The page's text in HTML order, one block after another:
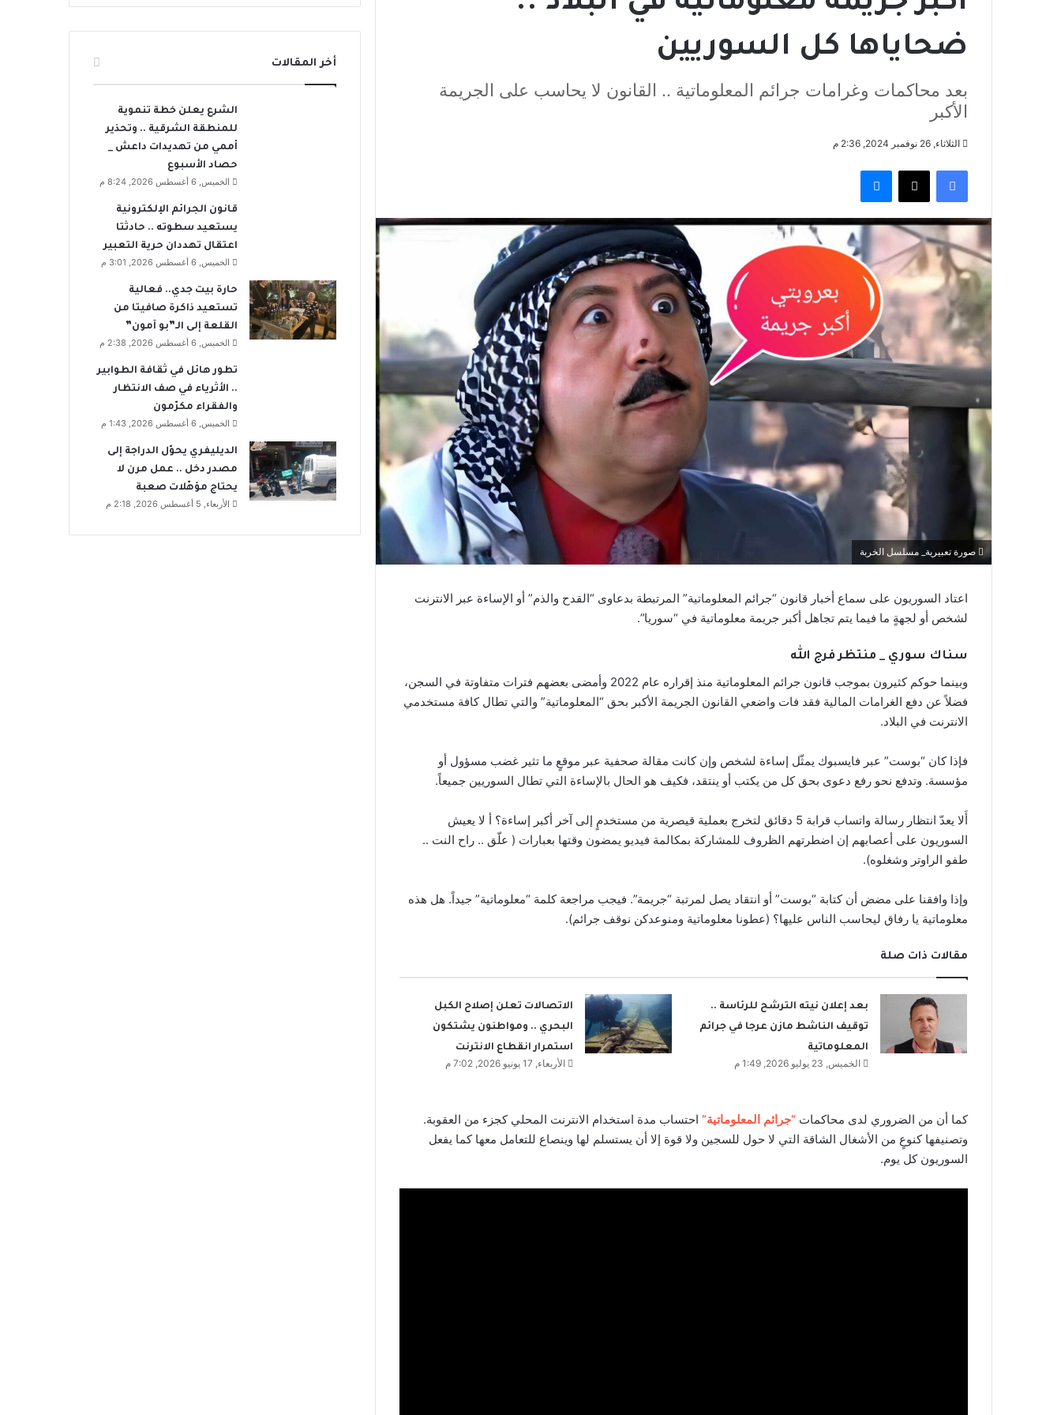
ضحاياها كل السوريين
بعد محاكمات وغرامات جرائم المعلوماتية .. القانون لا يحاسب على الجريمة
الأكبر
الثلاثاء, 26 نوفمبر 2024, 2:36 م
فيسبوك
صورة تعبيرية_ مسلسل الخربة
اعتاد السوريون على سماع أخبار قانون “جرائم المعلوماتية” المرتبطة بدعاوى “القدح والذم” أو الإساءة عبر الانترنت
لشخص أو لجهةٍ ما فيما يتم تجاهل أكبر جريمة معلوماتية في “سوريا”.
سناك سوري _ منتظر فرج الله
وبينما حوكم كثيرون بموجب قانون جرائم المعلوماتية منذ إقراره عام 2022 وأمضى بعضهم فترات متفاوتة في السجن،
فضلاً عن دفع الغرامات المالية فقد فات واضعي القانون الجريمة الأكبر بحق “المعلوماتية” والتي تطال كافة مستخدمي
الانترنت في البلاد.
فإذا كان “بوست” عبر فايسبوك يمثّل إساءة لشخص وإن كانت مقالة صحفية عبر موقعٍ ما تثير غضب مسؤول أو
مؤسسة. وتدفع نحو رفع دعوى بحق كل من يكتب أو ينتقد، فكيف هو الحال بالإساءة التي تطال السوريين جميعاً.
أَلا يعدّ انتظار رسالة واتساب قرابة 5 دقائق لتخرج بعملية قيصرية من مستخدمٍ إلى آخر أكبر إساءة؟ أ لا يعيش
السوريون على أعصابهم إن اضطرتهم الظروف للمشاركة بمكالمة فيديو يمضون وقتها بعبارات ( علّق .. راح النت ..
طفو الراوتر وشغلوه).
وإذا وافقنا على مضض أن كتابة “بوست” أو انتقاد يصل لمرتبة “جريمة”. فيجب مراجعة كلمة “معلوماتية” جيداً. هل هذه
معلوماتية يا رفاق ليحاسب الناس عليها؟ (عطونا معلوماتية ومنوعدكن نوقف جرائم).
مقالات ذات صلة
بعد إعلان نيته الترشح للرئاسة ..
توقيف الناشط مازن عرجا في جرائم
المعلوماتية
الخميس, 23 يوليو 2026, 1:49 م
الاتصالات تعلن إصلاح الكبل
البحري .. ومواطنون يشتكون
استمرار انقطاع الانترنت
الأربعاء, 17 يونيو 2026, 7:02 م
كما أن من الضروري لدى محاكمات “جرائم المعلوماتية” احتساب مدة استخدام الانترنت المحلي كجزء من العقوبة.
وتصنيفها كنوعٍ من الأشغال الشاقة التي لا حول للسجين ولا قوة إلا أن يستسلم لها وينصاع للتعامل معها كما يفعل
السوريون كل يوم.
أخر المقالات
الشرع يعلن خطة تنموية
للمنطقة الشرقية .. وتحذير
أممي من تهديدات داعش _
حصاد الأسبوع
الخميس, 6 أغسطس 2026, 8:24 م
قانون الجرائم الإلكترونية
يستعيد سطوته .. حادثتا
اعتقال تهددان حرية التعبير
الخميس, 6 أغسطس 2026, 3:01 م
حارة بيت جدي.. فعالية
تستعيد ذاكرة صافيتا من
القلعة إلى الـ”بو آمون”
الخميس, 6 أغسطس 2026, 2:38 م
تطور هائل في ثقافة الطوابير
.. الأثرياء في صف الانتظار
والفقراء مكرّمون
الخميس, 6 أغسطس 2026, 1:43 م
الديليفري يحوّل الدراجة إلى
مصدر دخل .. عمل مرن لا
يحتاج مؤهّلات صعبة
الأربعاء, 5 أغسطس 2026, 2:18 م